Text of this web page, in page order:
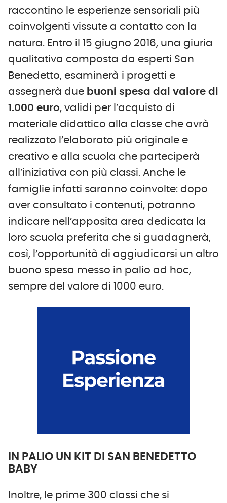
raccontino le esperienze sensoriali più
coinvolgenti vissute a contatto con la
natura. Entro il 15 giugno 2016, una giuria
qualitativa composta da esperti San
Benedetto, esaminerà i progetti e
assegnerà due buoni spesa dal valore di
1.000 euro, validi per l’acquisto di
materiale didattico alla classe che avrà
realizzato l’elaborato più originale e
creativo e alla scuola che parteciperà
all’iniziativa con più classi. Anche le
famiglie infatti saranno coinvolte: dopo
aver consultato i contenuti, potranno
indicare nell’apposita area dedicata la
loro scuola preferita che si guadagnerà,
così, l’opportunità di aggiudicarsi un altro
buono spesa messo in palio ad hoc,
sempre del valore di 1000 euro.
IN PALIO UN KIT DI SAN BENEDETTO
BABY
Inoltre, le prime 300 classi che si